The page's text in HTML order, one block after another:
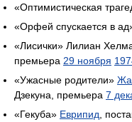
«Оптимистическая
«Орфей спускается в
«Лисички» Лилиан
премьера 29 ноября
«Ужасные родители»
Дзекуна, премьера 7
«Гекуба» Еврипид ,